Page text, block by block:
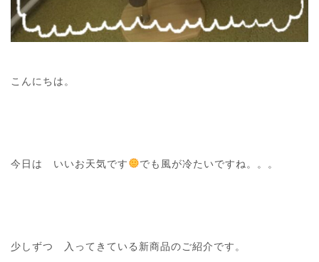
こんにちは。
今日は いいお天気です でも風が冷たいですね。。。
少しずつ 入ってきている新商品のご紹介です。